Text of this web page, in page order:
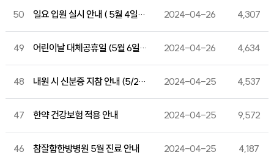
50 일요 입원 실시 안내 ( 5월 4일부터 ) 2024-04-26 4,307
49 어린이날 대체공휴일 (5월 6일) 진료 안내 2024-04-26 4,634
48 내원 시 신분증 지참 안내 (5/20~) 2024-04-25 4,537
47 한약 건강보험 적용 안내 2024-04-25 9,572
46 참잘함한방병원 5월 진료 안내 2024-04-25 4,187